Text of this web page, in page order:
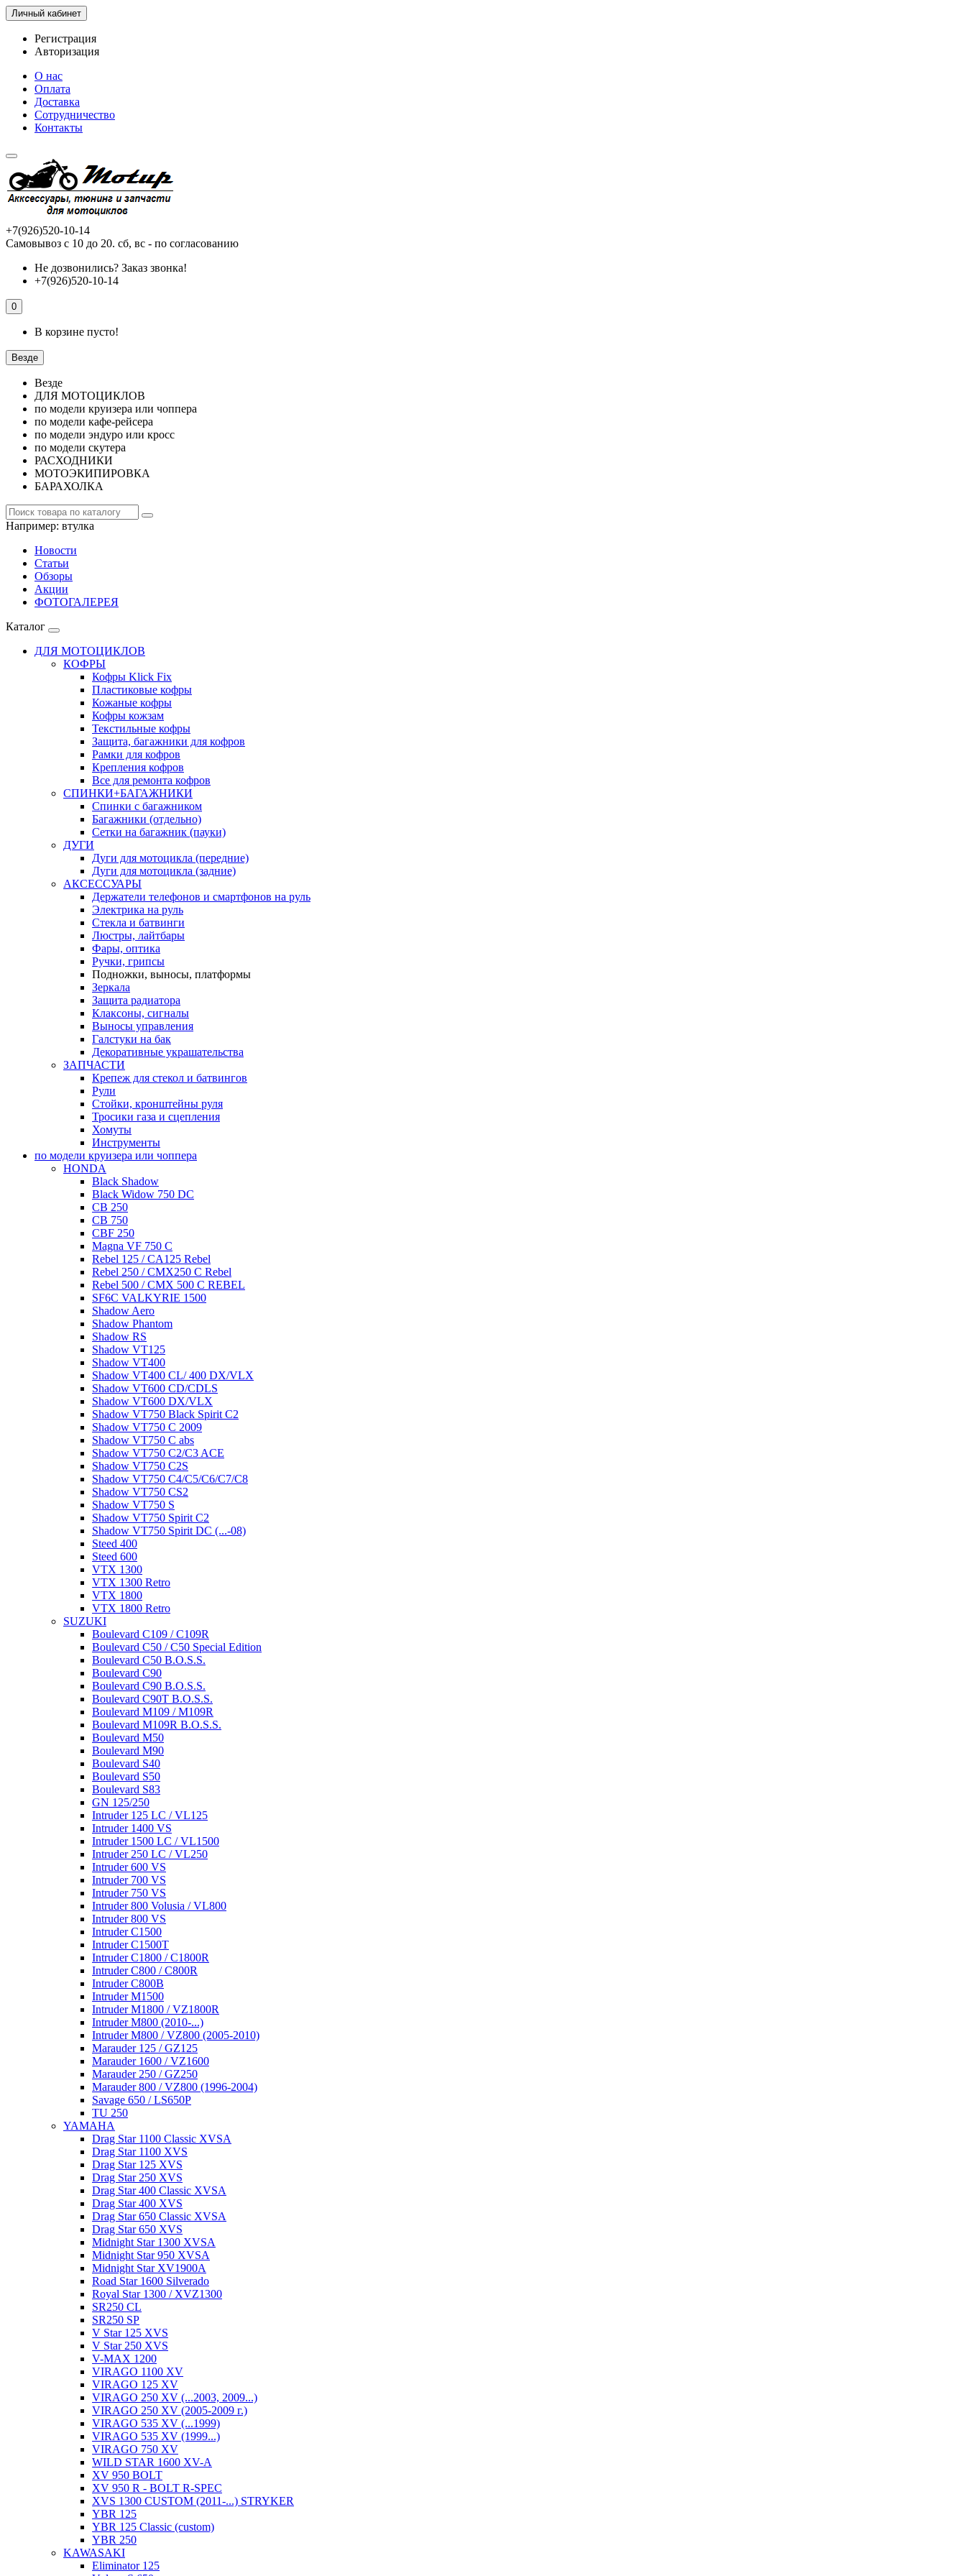
Личный кабинет
Регистрация
Авторизация
О нас
Оплата
Доставка
Сотрудничество
Контакты
+7(926)520-10-14
Самовывоз с 10 до 20. сб, вс - по согласованию
Не дозвонились? Заказ звонка!
+7(926)520-10-14
0
В корзине пусто!
Везде
Везде
ДЛЯ МОТОЦИКЛОВ
по модели круизера или чоппера
по модели кафе-рейсера
по модели эндуро или кросс
по модели скутера
РАСХОДНИКИ
МОТОЭКИПИРОВКА
БАРАХОЛКА
Например: втулка
Новости
Статьи
Обзоры
Акции
ФОТОГАЛЕРЕЯ
Каталог
ДЛЯ МОТОЦИКЛОВ
КОФРЫ
Кофры Klick Fix
Пластиковые кофры
Кожаные кофры
Кофры кожзам
Текстильные кофры
Защита, багажники для кофров
Рамки для кофров
Крепления кофров
Все для ремонта кофров
СПИНКИ+БАГАЖНИКИ
Спинки с багажником
Багажники (отдельно)
Сетки на багажник (пауки)
ДУГИ
Дуги для мотоцикла (передние)
Дуги для мотоцикла (задние)
АКСЕССУАРЫ
Держатели телефонов и смартфонов на руль
Электрика на руль
Стекла и батвинги
Люстры, лайтбары
Фары, оптика
Ручки, грипсы
Подножки, выносы, платформы
Зеркала
Защита радиатора
Клаксоны, сигналы
Выносы управления
Галстуки на бак
Декоративные украшательства
ЗАПЧАСТИ
Крепеж для стекол и батвингов
Рули
Стойки, кронштейны руля
Тросики газа и сцепления
Хомуты
Инструменты
по модели круизера или чоппера
HONDA
Black Shadow
Black Widow 750 DC
CB 250
CB 750
CBF 250
Magna VF 750 C
Rebel 125 / CA125 Rebel
Rebel 250 / CMX250 C Rebel
Rebel 500 / CMX 500 C REBEL
SF6C VALKYRIE 1500
Shadow Aero
Shadow Phantom
Shadow RS
Shadow VT125
Shadow VT400
Shadow VT400 CL/ 400 DX/VLX
Shadow VT600 CD/CDLS
Shadow VT600 DX/VLX
Shadow VT750 Black Spirit C2
Shadow VT750 C 2009
Shadow VT750 C abs
Shadow VT750 C2/C3 ACE
Shadow VT750 C2S
Shadow VT750 C4/C5/C6/C7/C8
Shadow VT750 CS2
Shadow VT750 S
Shadow VT750 Spirit C2
Shadow VT750 Spirit DC (...-08)
Steed 400
Steed 600
VTX 1300
VTX 1300 Retro
VTX 1800
VTX 1800 Retro
SUZUKI
Boulevard C109 / C109R
Boulevard C50 / C50 Special Edition
Boulevard C50 B.O.S.S.
Boulevard C90
Boulevard C90 B.O.S.S.
Boulevard C90T B.O.S.S.
Boulevard M109 / M109R
Boulevard M109R B.O.S.S.
Boulevard M50
Boulevard M90
Boulevard S40
Boulevard S50
Boulevard S83
GN 125/250
Intruder 125 LC / VL125
Intruder 1400 VS
Intruder 1500 LC / VL1500
Intruder 250 LC / VL250
Intruder 600 VS
Intruder 700 VS
Intruder 750 VS
Intruder 800 Volusia / VL800
Intruder 800 VS
Intruder C1500
Intruder C1500T
Intruder C1800 / C1800R
Intruder C800 / C800R
Intruder C800B
Intruder M1500
Intruder M1800 / VZ1800R
Intruder M800 (2010-...)
Intruder M800 / VZ800 (2005-2010)
Marauder 125 / GZ125
Marauder 1600 / VZ1600
Marauder 250 / GZ250
Marauder 800 / VZ800 (1996-2004)
Savage 650 / LS650P
TU 250
YAMAHA
Drag Star 1100 Classic XVSA
Drag Star 1100 XVS
Drag Star 125 XVS
Drag Star 250 XVS
Drag Star 400 Classic XVSA
Drag Star 400 XVS
Drag Star 650 Classic XVSA
Drag Star 650 XVS
Midnight Star 1300 XVSA
Midnight Star 950 XVSA
Midnight Star XV1900A
Road Star 1600 Silverado
Royal Star 1300 / XVZ1300
SR250 CL
SR250 SP
V Star 125 XVS
V Star 250 XVS
V-MAX 1200
VIRAGO 1100 XV
VIRAGO 125 XV
VIRAGO 250 XV (...2003, 2009...)
VIRAGO 250 XV (2005-2009 г.)
VIRAGO 535 XV (...1999)
VIRAGO 535 XV (1999...)
VIRAGO 750 XV
WILD STAR 1600 XV-A
XV 950 BOLT
XV 950 R - BOLT R-SPEC
XVS 1300 CUSTOM (2011-...) STRYKER
YBR 125
YBR 125 Classic (custom)
YBR 250
KAWASAKI
Eliminator 125